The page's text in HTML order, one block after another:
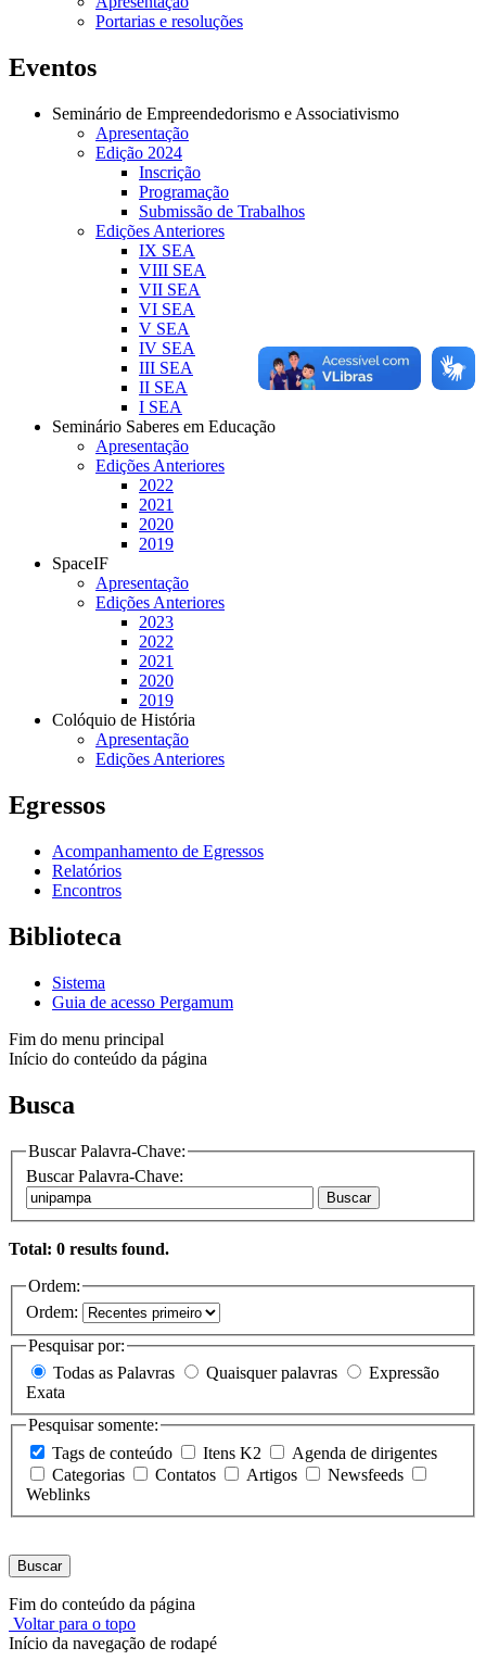
Portarias e resoluções
Eventos
Seminário de Empreendedorismo e Associativismo
Apresentação
Edição 2024
Inscrição
Programação
Submissão de Trabalhos
Edições Anteriores
IX SEA
VIII SEA
VII SEA
VI SEA
V SEA
IV SEA
III SEA
II SEA
I SEA
Seminário Saberes em Educação
Apresentação
Edições Anteriores
2022
2021
2020
2019
SpaceIF
Apresentação
Edições Anteriores
2023
2022
2021
2020
2019
Colóquio de História
Apresentação
Edições Anteriores
Egressos
Acompanhamento de Egressos
Relatórios
Encontros
Biblioteca
Sistema
Guia de acesso Pergamum
Fim do menu principal
Início do conteúdo da página
Busca
Buscar Palavra-Chave:
Buscar Palavra-Chave:
Buscar
Total: 0 results found.
Ordem:
Ordem:
Pesquisar por:
Todas as Palavras
Quaisquer palavras
Exata
Pesquisar somente:
Tags de conteúdo
Itens K2
Agenda de dirigentes
Categorias
Contatos Artigos
Newsfeeds
Weblinks
Buscar
Fim do conteúdo da página
Voltar para o topo
Início da navegação de rodapé